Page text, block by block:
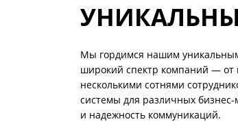
Мы гордимся нашим
широкий спектр компаний — от
несколькими сотнями
системы для различных бизнес-
и надежность коммуникаций.